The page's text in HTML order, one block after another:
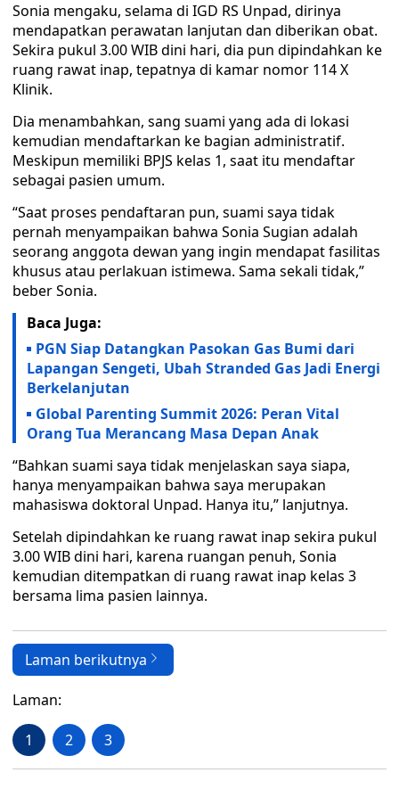
Sonia mengaku, selama di IGD RS Unpad, dirinya
mendapatkan perawatan lanjutan dan diberikan obat.
Sekira pukul 3.00 WIB dini hari, dia pun dipindahkan ke
ruang rawat inap, tepatnya di kamar nomor 114 X
Klinik.
Dia menambahkan, sang suami yang ada di lokasi
kemudian mendaftarkan ke bagian administratif.
Meskipun memiliki BPJS kelas 1, saat itu mendaftar
sebagai pasien umum.
“Saat proses pendaftaran pun, suami saya tidak
pernah menyampaikan bahwa Sonia Sugian adalah
seorang anggota dewan yang ingin mendapat fasilitas
khusus atau perlakuan istimewa. Sama sekali tidak,”
beber Sonia.
Baca Juga:
PGN Siap Datangkan Pasokan Gas Bumi dari
Lapangan Sengeti, Ubah Stranded Gas Jadi Energi
Berkelanjutan
Global Parenting Summit 2026: Peran Vital
Orang Tua Merancang Masa Depan Anak
“Bahkan suami saya tidak menjelaskan saya siapa,
hanya menyampaikan bahwa saya merupakan
mahasiswa doktoral Unpad. Hanya itu,” lanjutnya.
Setelah dipindahkan ke ruang rawat inap sekira pukul
3.00 WIB dini hari, karena ruangan penuh, Sonia
kemudian ditempatkan di ruang rawat inap kelas 3
bersama lima pasien lainnya.
Laman berikutnya
Laman:
1 2 3